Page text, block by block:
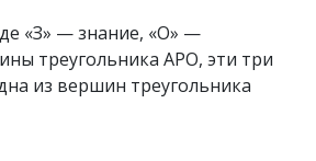
«З» — знание, «О» —
треугольника АРО, эти три
из вершин треугольника